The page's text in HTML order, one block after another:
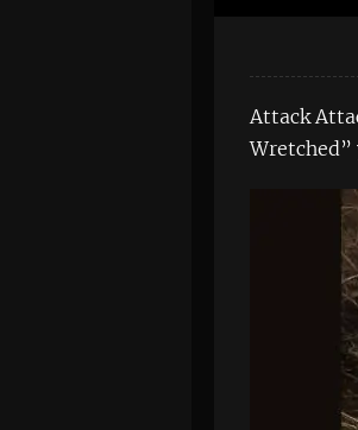
Attack
Wretched”